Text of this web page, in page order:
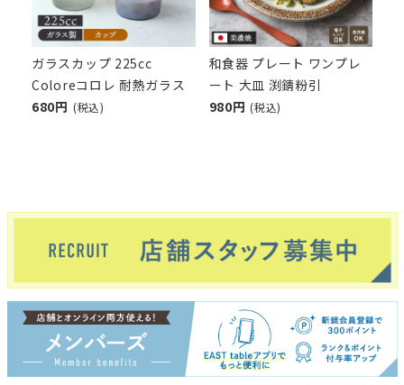
ガラスカップ 225cc
Coloreコロレ 耐熱ガラス
680円 (税込)
和食器 プレート ワンプレ
ート 大皿 渕錆粉引
980円 (税込)